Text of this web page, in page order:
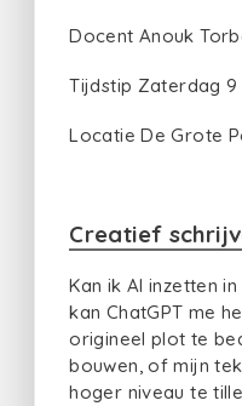
Docent Anouk
Tijdstip Zaterdag 9
Locatie De Grote
Creatief
Kan ik AI inzetten
kan ChatGPT me
origineel plot te
bouwen, of mijn
hoger niveau te